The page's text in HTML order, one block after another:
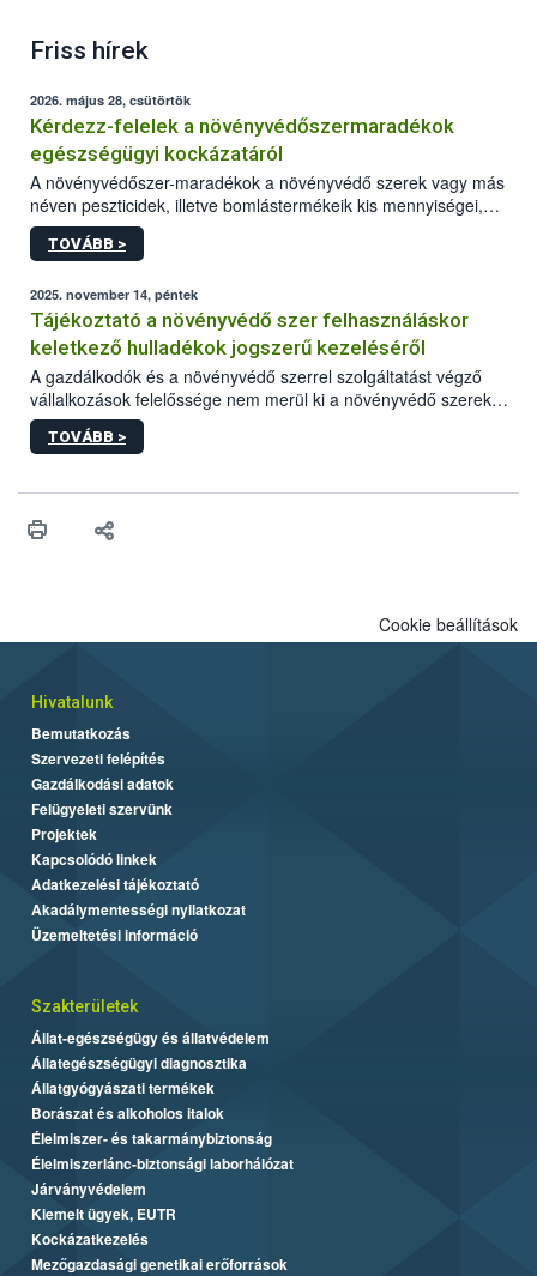
Friss hírek
2026. május 28, csütörtök
Kérdezz-felelek a növényvédőszermaradékok
egészségügyi kockázatáról
A növényvédőszer-maradékok a növényvédő szerek vagy más
néven peszticidek, illetve bomlástermékeik kis mennyiségei,
melyek a terményekben vagy azok felületén a betakarítást,
szüretelést, illetve tárolást követően is megmaradhatnak. Az
mennyiségének esetenként a kezelt terményeken is jelen kell
lennie. Nem minden élelmiszer tartalmaz szermaradékot.
Azokban az élelmiszerekben is, melyekben kimutathatóak,
általában csak nagyon kis mennyiségben vannak jelen, így nem
jelenthetnek kockázatot a fogyasztó egészségére nézve.
TOVÁBB >
2025. november 14, péntek
Tájékoztató a növényvédő szer felhasználáskor
keletkező hulladékok jogszerű kezeléséről
A gazdálkodók és a növényvédő szerrel szolgáltatást végző
vállalkozások felelőssége nem merül ki a növényvédő szerek
okszerű, szakszerű és biztonságos kijuttatásában. Minden
esetben számolni kell a keletkező hulladékokkal is, melyek
természet védelme érdekében is kiemelt jelentőségű.
TOVÁBB >
Cookie beállítások
Hivatalunk
Bemutatkozás
Szervezeti felépítés
Gazdálkodási adatok
Felügyeleti szervünk
Projektek
Kapcsolódó linkek
Adatkezelési tájékoztató
Akadálymentességi nyilatkozat
Üzemeltetési információ
Szakterületek
Állat-egészségügy és állatvédelem
Állategészségügyi diagnosztika
Állatgyógyászati termékek
Borászat és alkoholos italok
Élelmiszer- és takarmánybiztonság
Élelmiszerlánc-biztonsági laborhálózat
Járványvédelem
Kiemelt ügyek, EUTR
Kockázatkezelés
Mezőgazdasági genetikai erőforrások